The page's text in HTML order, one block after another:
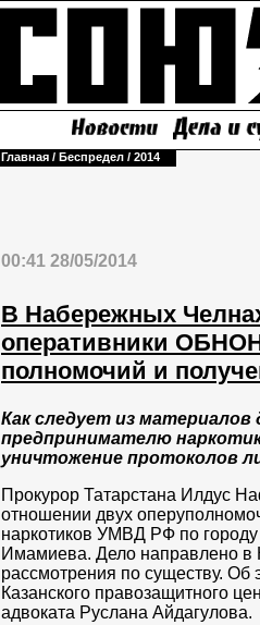
Главная / Беспредел / 2014
00:41 28/05/2014
В Набережных
оперативники
полномочий и
Как следует из материалов
предпринимателю
уничтожение протоколов
Прокурор Татарстана Илдус
отношении двух
наркотиков УМВД РФ по
Имамиева. Дело направлено в
рассмотрения по существу.
Казанского правозащитного
адвоката Руслана Айдагулова.